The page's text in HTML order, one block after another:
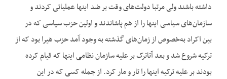
داشته باشند ولی مرتبا دولت‌های وقت بر ضد اینها عملیاتی کردند و
سازمان‌های سیاسی اینها را از هم پاشاندند و اولین حزب سیاسی که در
بین اکراد به‌خصوص از زمان‌های گذشته به وجود آمد حزب هیرا بود که از
ترکیه شروع شد و بعد آتاترک بر علیه سازمان نظامی اینها که قیام کرده
بودند بر علیه ترکیه اینها را تار و مار کرد. از جمله کسی که در این